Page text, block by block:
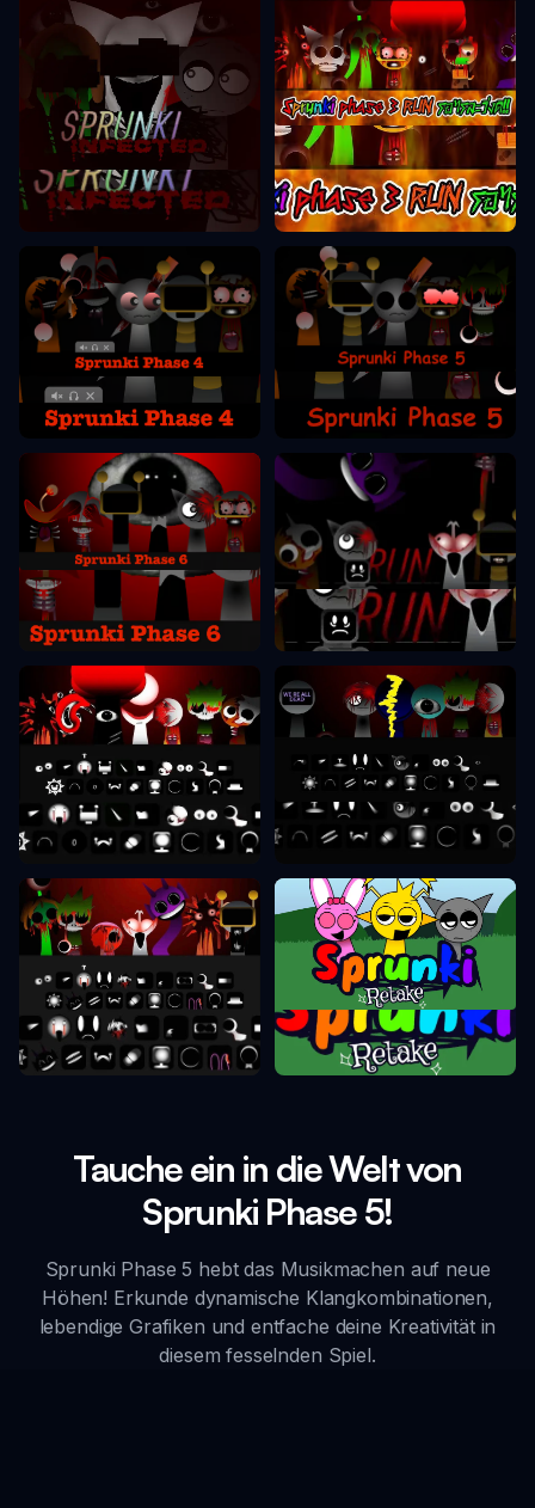
Sprunki Phase 2
Sprunki Phase 3
Sprunki Phase 4 Sprunki Phase 5
Sprunki Phase 6
Sprunki Phase 7
Sprunki Phase 8 Sprunki Phase 9
Sprunki Phase 10 Sprunki Retake
Tauche ein in die Welt von
Sprunki Phase 5!
Sprunki Phase 5 hebt das Musikmachen auf neue
Höhen! Erkunde dynamische Klangkombinationen,
lebendige Grafiken und entfache deine Kreativität in
diesem fesselnden Spiel.